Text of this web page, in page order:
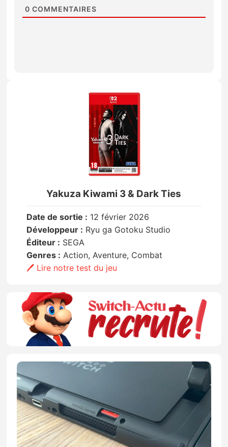
0 COMMENTAIRES
Yakuza Kiwami 3 & Dark Ties
Date de sortie : 12 février 2026
Développeur : Ryu ga Gotoku Studio
Éditeur : SEGA
Genres : Action, Aventure, Combat
🖊️ Lire notre test du jeu